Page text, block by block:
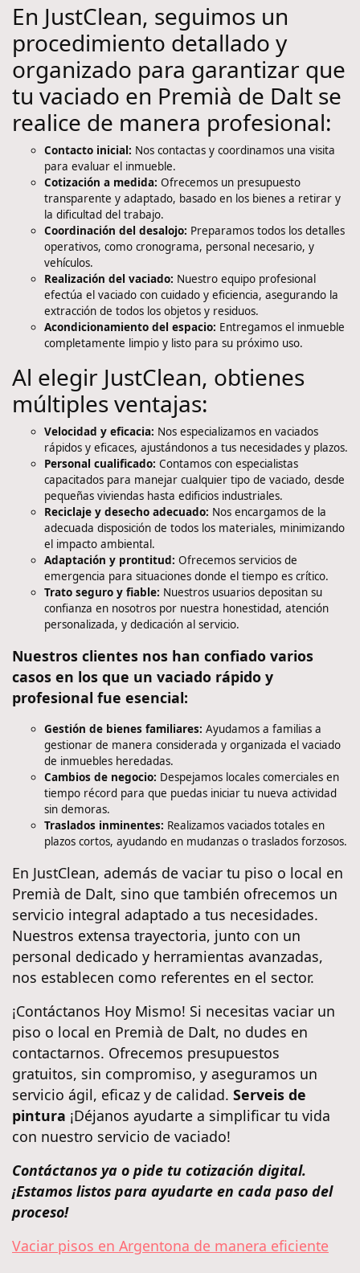
En JustClean, seguimos un
procedimiento detallado y
organizado para garantizar que
tu vaciado en Premià de Dalt se
realice de manera profesional:
Contacto inicial: Nos contactas y coordinamos una visita
para evaluar el inmueble.
Cotización a medida: Ofrecemos un presupuesto
transparente y adaptado, basado en los bienes a retirar y
la dificultad del trabajo.
Coordinación del desalojo: Preparamos todos los detalles
operativos, como cronograma, personal necesario, y
vehículos.
Realización del vaciado: Nuestro equipo profesional
efectúa el vaciado con cuidado y eficiencia, asegurando la
extracción de todos los objetos y residuos.
Acondicionamiento del espacio: Entregamos el inmueble
completamente limpio y listo para su próximo uso.
Al elegir JustClean, obtienes
múltiples ventajas:
Velocidad y eficacia: Nos especializamos en vaciados
rápidos y eficaces, ajustándonos a tus necesidades y plazos.
Personal cualificado: Contamos con especialistas
capacitados para manejar cualquier tipo de vaciado, desde
pequeñas viviendas hasta edificios industriales.
Reciclaje y desecho adecuado: Nos encargamos de la
adecuada disposición de todos los materiales, minimizando
el impacto ambiental.
Adaptación y prontitud: Ofrecemos servicios de
emergencia para situaciones donde el tiempo es crítico.
Trato seguro y fiable: Nuestros usuarios depositan su
confianza en nosotros por nuestra honestidad, atención
personalizada, y dedicación al servicio.
Nuestros clientes nos han confiado varios
casos en los que un vaciado rápido y
profesional fue esencial:
Gestión de bienes familiares: Ayudamos a familias a
gestionar de manera considerada y organizada el vaciado
de inmuebles heredadas.
Cambios de negocio: Despejamos locales comerciales en
tiempo récord para que puedas iniciar tu nueva actividad
sin demoras.
Traslados inminentes: Realizamos vaciados totales en
plazos cortos, ayudando en mudanzas o traslados forzosos.
En JustClean, además de vaciar tu piso o local en
Premià de Dalt, sino que también ofrecemos un
servicio integral adaptado a tus necesidades.
Nuestros extensa trayectoria, junto con un
personal dedicado y herramientas avanzadas,
nos establecen como referentes en el sector.
¡Contáctanos Hoy Mismo! Si necesitas vaciar un
piso o local en Premià de Dalt, no dudes en
contactarnos. Ofrecemos presupuestos
gratuitos, sin compromiso, y aseguramos un
servicio ágil, eficaz y de calidad. Serveis de
pintura ¡Déjanos ayudarte a simplificar tu vida
con nuestro servicio de vaciado!
Contáctanos ya o pide tu cotización digital.
¡Estamos listos para ayudarte en cada paso del
proceso!
Vaciar pisos en Argentona de manera eficiente